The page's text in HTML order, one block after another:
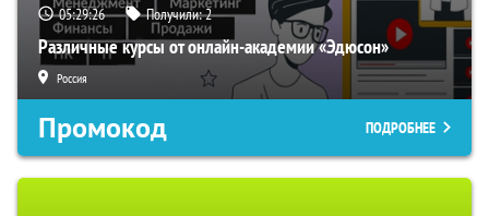
05:29:25 Получили:2
Различные курсы от онлайн-академии «Эдюсон»
Россия
Промокод ПОДРОБНЕЕ